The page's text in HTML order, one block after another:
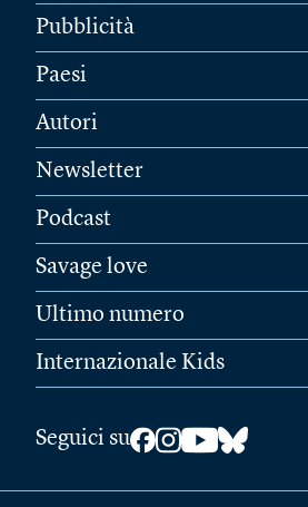
Pubblicità
Paesi
Autori
Newsletter
Podcast
Savage love
Ultimo numero
Internazionale Kids
Seguici su